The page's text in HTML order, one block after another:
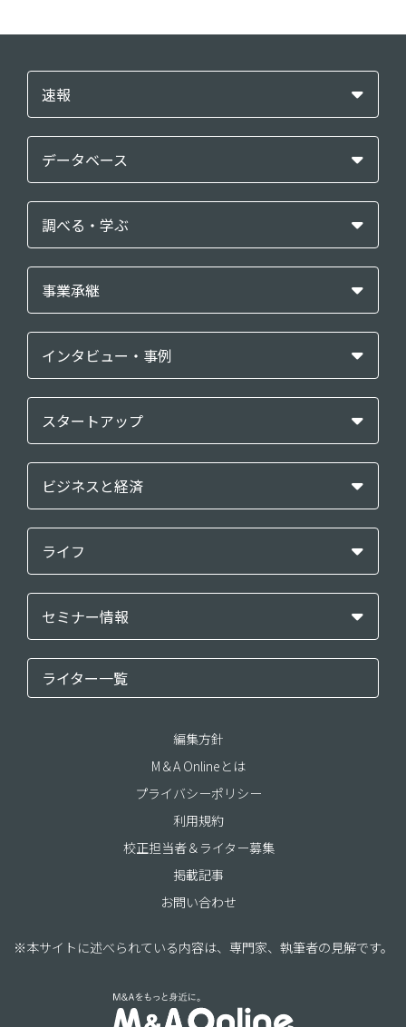
速報
データベース
調べる・学ぶ
事業承継
インタビュー・事例
スタートアップ
ビジネスと経済
ライフ
セミナー情報
ライター一覧
編集方針
M＆A Onlineとは
プライバシーポリシー
利用規約
校正担当者＆ライター募集
掲載記事
お問い合わせ
※本サイトに述べられている内容は、専門家、執筆者の見解です。